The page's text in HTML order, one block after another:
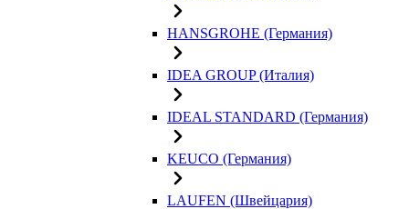
HANSGROHE (Германия)
IDEA GROUP (Италия)
IDEAL STANDARD (Германия)
KEUCO (Германия)
LAUFEN (Швейцария)